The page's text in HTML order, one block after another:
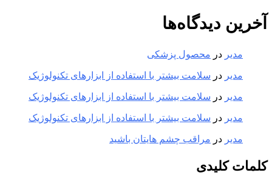
آخرین دیدگاه‌ها
مدیر در محصول پزشکی
مدیر در سلامت بیشتر با استفاده از ابزارهای تکنولوژیک
مدیر در سلامت بیشتر با استفاده از ابزارهای تکنولوژیک
مدیر در سلامت بیشتر با استفاده از ابزارهای تکنولوژیک
مدیر در مراقب چشم هایتان باشید
کلمات کلیدی